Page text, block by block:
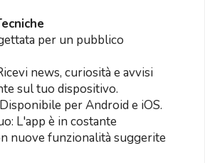
per un pubblico
news, curiosità e avvisi
sul tuo dispositivo.
per Android e iOS.
L'app è in costante
nuove funzionalità suggerite